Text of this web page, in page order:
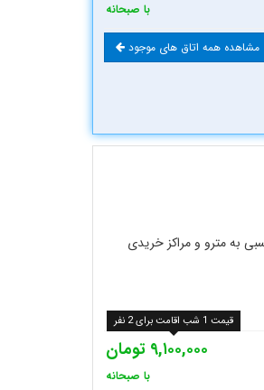
با صبحانه
مشاهده همه اتاق های موجود
به مترو و مراکز خریدی
۹,۱۰۰,۰۰۰ تومان
با صبحانه
قیمت 1 شب اقامت برای 2 نفر